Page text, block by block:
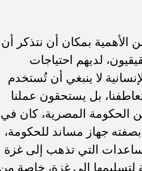
الأهمية بمكان أن نتذكر أن
لديهم احتياجات
لا ينبغي أن تُستخدم
بل يستحقون عملنا
الحكومة المصرية، كان في
جهاز مساند للحكومة،
التي تذهب إلى غزة
لتسليمها إلى غزة، خاصة